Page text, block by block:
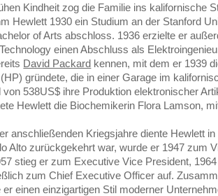
Kindheit zog die Familie ins kalifornische
Hewlett 1930 ein Studium an der Stanford
of Arts abschloss. 1936 erzielte er
einen Abschluss als
David Packard kennen, mit dem er 1939
gründete, die in einer Garage im
von 538US$ ihre Produktion elektronischer
Hewlett die Biochemikerin Flora Lamson,
anschließenden Kriegsjahre diente Hewlett
Alto zurückgekehrt war, wurde er 1947 zum
stieg er zum Executive Vice President,
zum Chief Executive Officer auf.
er einen einzigartigen Stil moderner